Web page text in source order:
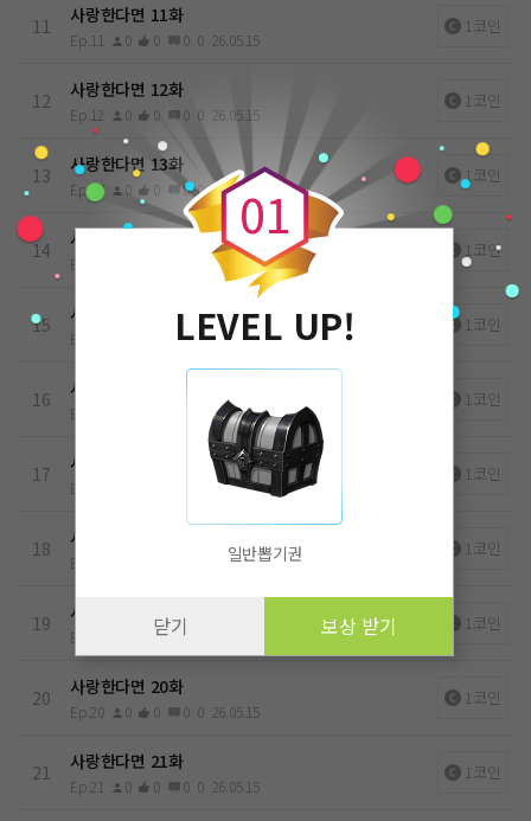
11 사랑한다면 11화
Ep.11 0 0 0 0 26.05.15
1코인
12 사랑한다면 12화
Ep.12 0 0 0 0 26.05.15
1코인
13 사랑한다면 13화
Ep.13 0 0 0 0 26.05.15
1코인
14 사랑한다면 14화
Ep.14 26.05.15
1코인
15 사랑한다면 15화
Ep.15 0 0 26.05.15
1코인
16 사랑한다면 16화
Ep.16 26.05.15
1코인
17 사랑한다면 17화
Ep.17 26.05.15
1코인
18 사랑한다면 18화
Ep.18 26.05.15
1코인
19 사랑한다면 19화
Ep.19 0 0
1코인
20 사랑한다면 20화
Ep.20 0 0 0 0 26.05.15
1코인
21 사랑한다면 21화
Ep.21 0 0 0 0 26.05.15
1코인
0
0
1
LEVEL UP!
일반뽑기권
닫기 보상 받기